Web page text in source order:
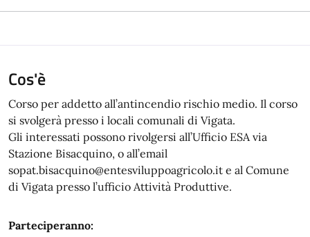
Cos'è
Corso per addetto all’antincendio rischio medio. Il corso
si svolgerà presso i locali comunali di Vigata.
Gli interessati possono rivolgersi all’Ufficio ESA via
Stazione Bisacquino, o all’email
sopat.bisacquino@entesviluppoagricolo.it e al Comune
di Vigata presso l’ufficio Attività Produttive.
Parteciperanno: